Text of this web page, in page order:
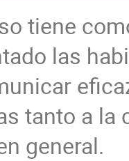
tiene
las
tanto a la
general.